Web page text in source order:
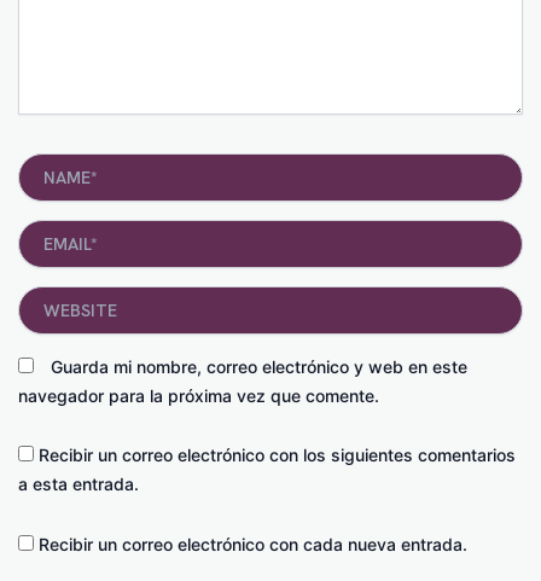
Name*
Email*
Guarda mi nombre, correo electrónico y web en este
navegador para la próxima vez que comente.
Website
Recibir un correo electrónico con los siguientes comentarios
a esta entrada.
Recibir un correo electrónico con cada nueva entrada.